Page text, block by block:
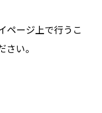
ページ上で行うこ
い。